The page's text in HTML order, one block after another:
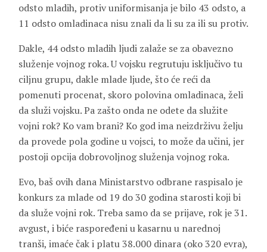
odsto mladih, protiv uniformisanja je bilo 43 odsto, a
11 odsto omladinaca nisu znali da li su za ili su protiv.
Dakle, 44 odsto mladih ljudi zalaže se za obavezno
služenje vojnog roka. U vojsku regrutuju isključivo tu
ciljnu grupu, dakle mlade ljude, što će reći da
pomenuti procenat, skoro polovina omladinaca, želi
da služi vojsku. Pa zašto onda ne odete da služite
vojni rok? Ko vam brani? Ko god ima neizdrživu želju
da provede pola godine u vojsci, to može da učini, jer
postoji opcija dobrovoljnog služenja vojnog roka.
Evo, baš ovih dana Ministarstvo odbrane raspisalo je
konkurs za mlade od 19 do 30 godina starosti koji bi
da služe vojni rok. Treba samo da se prijave, rok je 31.
avgust, i biće raspoređeni u kasarnu u narednoj
tranši, imaće čak i platu 38.000 dinara (oko 320 evra),